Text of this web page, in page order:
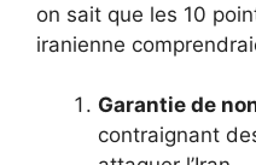
on sait que les 10
iranienne
Garantie de
contraignant